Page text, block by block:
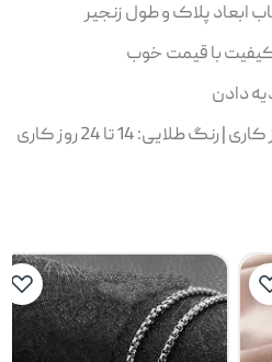
ابعاد پلاک و طول زنجیر
کیفیت با قیمت خوب
دادن